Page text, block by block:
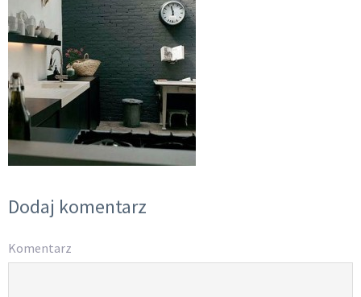
Dodaj komentarz
Komentarz